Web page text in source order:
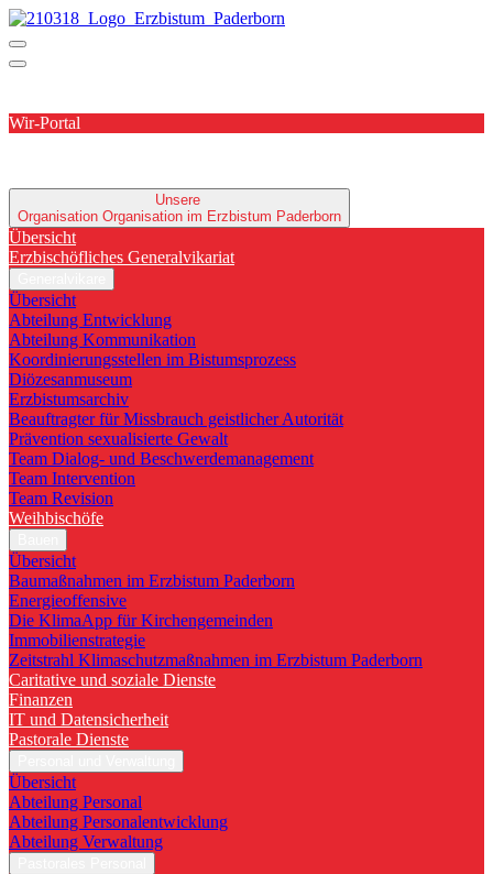
Wir-Portal
Unsere
Organisation Organisation im Erzbistum Paderborn
Übersicht
Erzbischöfliches Generalvikariat
Übersicht
Abteilung Entwicklung
Abteilung Kommunikation
Koordinierungsstellen im Bistumsprozess
Diözesanmuseum
Erzbistumsarchiv
Beauftragter für Missbrauch geistlicher Autorität
Prävention sexualisierte Gewalt
Team Dialog- und Beschwerdemanagement
Team Intervention
Team Revision
Weihbischöfe
Übersicht
Baumaßnahmen im Erzbistum Paderborn
Energieoffensive
Die KlimaApp für Kirchengemeinden
Immobilienstrategie
Zeitstrahl Klimaschutzmaßnahmen im Erzbistum Paderborn
Caritative und soziale Dienste
Finanzen
IT und Datensicherheit
Pastorale Dienste
Übersicht
Abteilung Personal
Abteilung Personalentwicklung
Abteilung Verwaltung